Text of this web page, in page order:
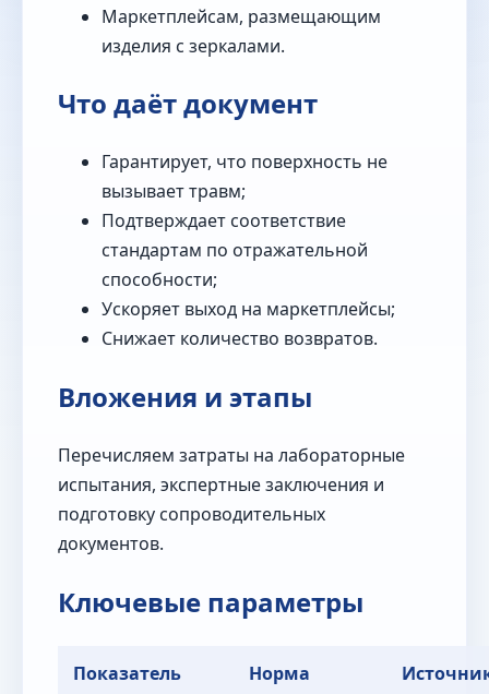
Маркетплейсам, размещающим
изделия с зеркалами.
Что даёт документ
Гарантирует, что поверхность не
вызывает травм;
Подтверждает соответствие
стандартам по отражательной
способности;
Ускоряет выход на маркетплейсы;
Снижает количество возвратов.
Вложения и этапы
Перечисляем затраты на лабораторные
испытания, экспертные заключения и
подготовку сопроводительных
документов.
Ключевые параметры
Показатель Норма